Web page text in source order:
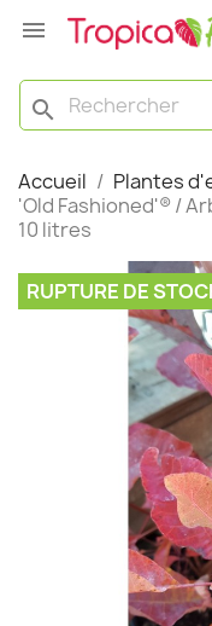

search
Accueil Plantes
'Old Fashioned'® /
10 litres
RUPTURE DE